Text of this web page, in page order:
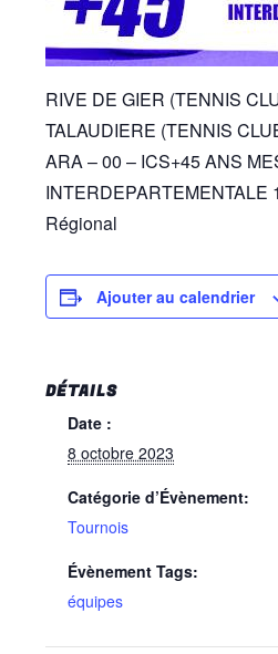
RIVE DE GIER (TENNIS
TALAUDIERE (TENNIS
ARA – 00 – ICS+45 ANS
INTERDEPARTEMENTALE
Régional
Ajouter au calendrier
DÉTAILS
Date :
8 octobre 2023
Catégorie d’Évènement:
Tournois
Évènement Tags:
équipes